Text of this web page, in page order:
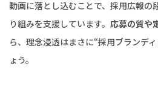
動画に落とし込むことで、採用広報の
り組みを支援しています。 応募の質や
ら、理念浸透はまさに“採用ブランデ
ょう。